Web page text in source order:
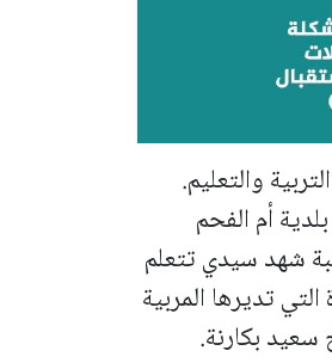
والتعليم.
أم الفحم
شهد سيدي تتعلم
تديرها المربية
بكارنة.